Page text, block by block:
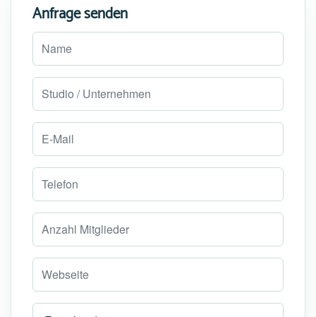
Anfrage senden